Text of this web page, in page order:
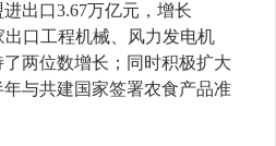
进出口3.67万亿元，增长
出口工程机械、风力发电机
两位数增长；同时积极扩大
与共建国家签署农食产品准